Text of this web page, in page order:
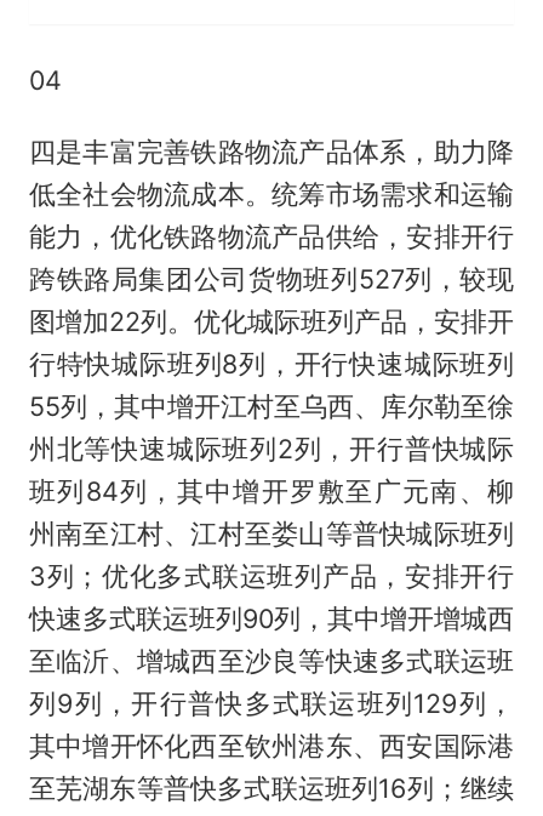
04
四是丰富完善铁路物流产品体系，助力降
低全社会物流成本。统筹市场需求和运输
能力，优化铁路物流产品供给，安排开行
跨铁路局集团公司货物班列527列，较现
图增加22列。优化城际班列产品，安排开
行特快城际班列8列，开行快速城际班列
55列，其中增开江村至乌西、库尔勒至徐
州北等快速城际班列2列，开行普快城际
班列84列，其中增开罗敷至广元南、柳
州南至江村、江村至娄山等普快城际班列
3列；优化多式联运班列产品，安排开行
快速多式联运班列90列，其中增开增城西
至临沂、增城西至沙良等快速多式联运班
列9列，开行普快多式联运班列129列，
其中增开怀化西至钦州港东、西安国际港
至芜湖东等普快多式联运班列16列；继续